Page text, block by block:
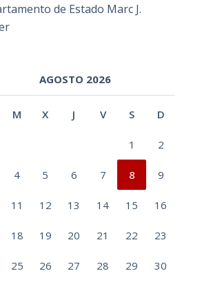
de Estado Marc J.
AGOSTO 2026
M X J V S D
1 2
4 5 6 7 8 9
11 12 13 14 15 16
18 19 20 21 22 23
25 26 27 28 29 30